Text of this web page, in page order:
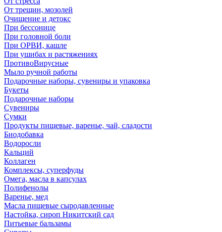
От трещин, мозолей
Очищение и детокс
При бессонице
При головной боли
При ОРВИ, кашле
При ушибах и растяжениях
ПротивоВирусные
Мыло ручной работы
Подарочные наборы, сувениры и упаковка
Букеты
Подарочные наборы
Сувениры
Сумки
Продукты пищевые, варенье, чай, сладости
Биодобавка
Водоросли
Кальций
Коллаген
Комплексы, суперфуды
Омега, масла в капсулах
Полифенолы
Варенье, мед
Масла пищевые сыродавленные
Настойка, сироп Никитский сад
Питьевые бальзамы